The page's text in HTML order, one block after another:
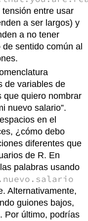
entre usar
a ser largos) y
a no tener
sentido común al
de variables de
que quiero nombrar
nuevo salario”.
en el
¿cómo debo
diferentes que
de R. En
palabras usando
Alternativamente,
guiones bajos,
. Por último, podrías